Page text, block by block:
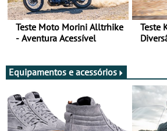
Teste Moto Morini Alltrhike
- Aventura Acessível
Teste
Equipamentos e acessórios